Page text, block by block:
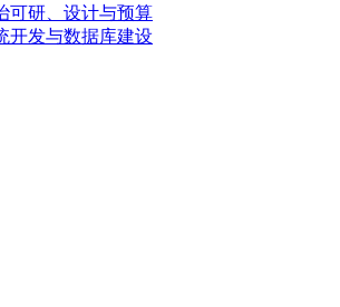
可研、设计与预算
开发与数据库建设